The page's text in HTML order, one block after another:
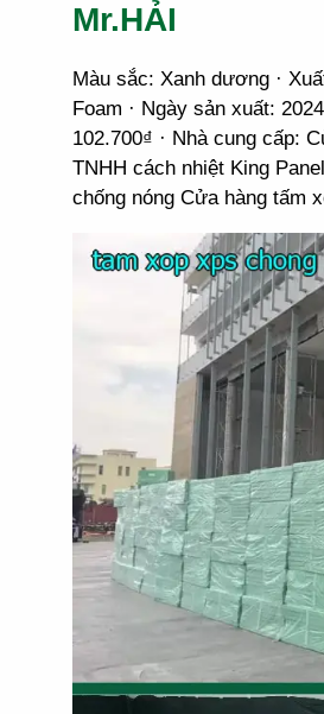
Mr.HẢI
Màu sắc: Xanh dương ·
Foam · Ngày sản xuất:
102.700₫ · Nhà cung cấp:
TNHH cách nhiệt King
chống nóng Cửa hàng tấm